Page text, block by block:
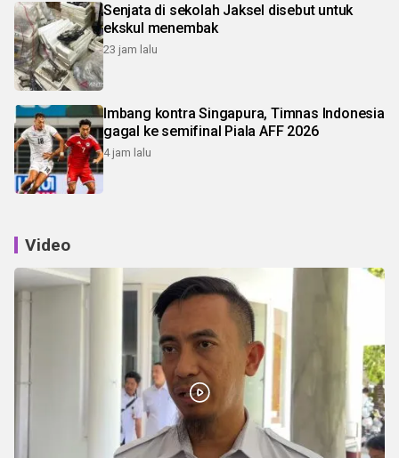
Senjata di sekolah Jaksel disebut untuk
ekskul menembak
23 jam lalu
Imbang kontra Singapura, Timnas Indonesia
gagal ke semifinal Piala AFF 2026
4 jam lalu
Video